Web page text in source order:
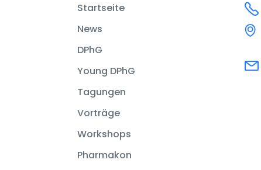
Startseite
News
DPhG
Young DPhG
Tagungen
Vorträge
Workshops
Pharmakon